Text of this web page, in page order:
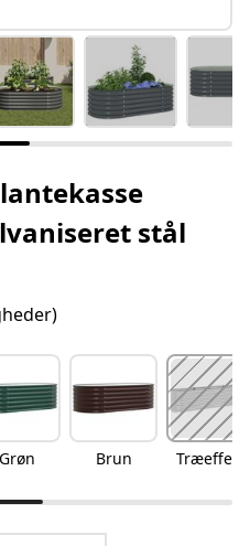
stål
Grøn Brun Træeffekt